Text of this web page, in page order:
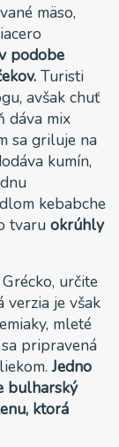
mäso,
podobe
Turisti
avšak chuť
dáva mix
sa griluje na
kumín,
kebabche
tvaru okrúhly
určite
verzia je však
mleté
pripravená
Jedno
bulharský
ktorá